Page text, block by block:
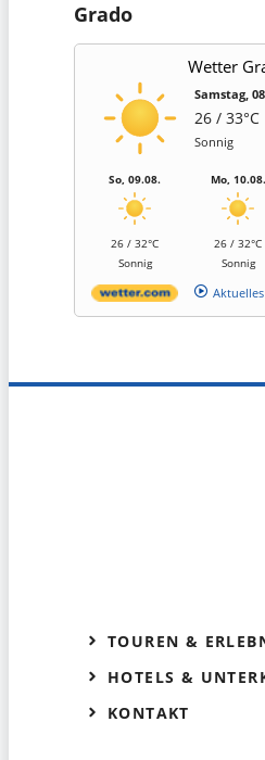
Grado
Wetter
Samstag,
26 / 33°C
Sonnig
So, 09.08.
26 / 32°C
Sonnig
Mo, 10.08.
26 / 32°C
Sonnig
TOUREN &
HOTELS &
KONTAKT